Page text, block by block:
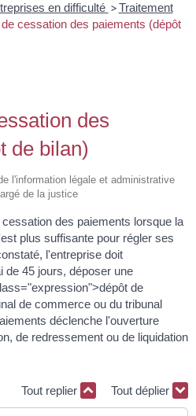
en difficulté > Traitement
cessation des paiements (dépôt
des
de bilan)
l'information légale et administrative
de la justice
des paiements lorsque la
plus suffisante pour régler ses
l'entreprise doit
de 45 jours, déposer une
de
de commerce ou du tribunal
déclenche l'ouverture
de redressement ou de liquidation
Tout replier Tout déplier